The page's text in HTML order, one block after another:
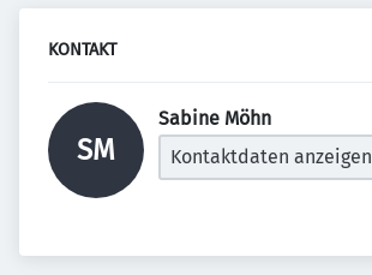
KONTAKT
SM
Sabine Möhn
Kontaktdaten anzeigen